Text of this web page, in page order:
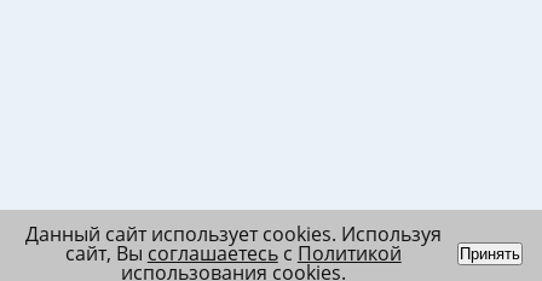
Данный сайт использует cookies. Используя
сайт, Вы соглашаетесьс Политикой
использования cookies.
Принять